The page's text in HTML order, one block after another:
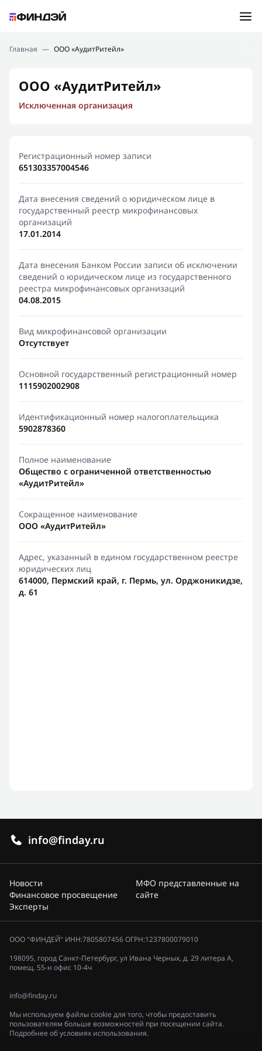
Подбор займа
Новости
Финансовое просвещение
Главная — ООО «АудитРитейл»
ООО «АудитРитейл»
Исключенная организация
Регистрационный номер записи
651303357004546
Дата внесения сведений о юридическом лице в
государственный реестр микрофинансовых
организаций
17.01.2014
Дата внесения Банком России записи об исключении
сведений о юридическом лице из государственного
реестра микрофинансовых организаций
04.08.2015
Вид микрофинансовой организации
Отсутствует
Основной государственный регистрационный номер
1115902002908
Идентификационный номер налогоплательщика
5902878360
Полное наименование
Общество с ограниченной ответственностью
«АудитРитейл»
Сокращенное наименование
ООО «АудитРитейл»
Адрес, указанный в едином государственном реестре
юридических лиц
614000, Пермский край, г. Пермь, ул. Орджоникидзе,
д. 61
info@finday.ru
Новости
Финансовое просвещение
Эксперты
МФО представленные на
сайте
ООО "ФИНДЕЙ" ИНН:7805807456 ОГРН:1237800079010
198095, город Санкт-Петербург, ул Ивана Черных, д. 29 литера А,
помещ. 55-н офис 10-4ч
info@finday.ru
Мы используем файлы cookie для того, чтобы предоставить
пользователям больше возможностей при посещении сайта.
Подробнее об условиях использования.
Ошибка:Контактная форма не найдена.
Спасибо, что написали нам
Мы свяжемся с Вами в ближайшее время и сообщим
результат
Отправить новый запрос